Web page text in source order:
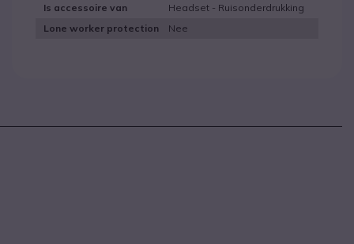
Is accessoire van
Headset - Ruisonderdrukking
Lone worker protection
Nee